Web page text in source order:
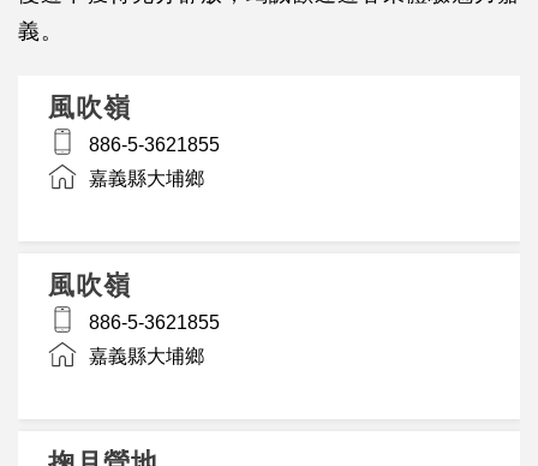
義。
風吹嶺
886-5-3621855
嘉義縣大埔鄉
風吹嶺
886-5-3621855
嘉義縣大埔鄉